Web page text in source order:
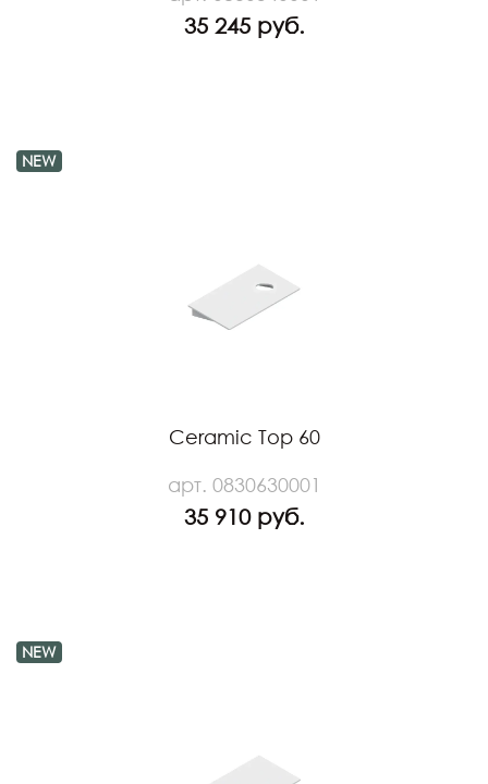
35 245 руб.
NEW
Ceramic Top 60
арт. 0830630001
35 910 руб.
NEW